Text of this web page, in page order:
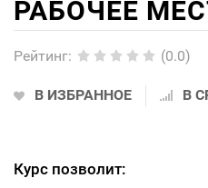
РАБОЧЕЕ
Рейтинг: (0.0)
В ИЗБРАННОЕ В
Курс позволит: